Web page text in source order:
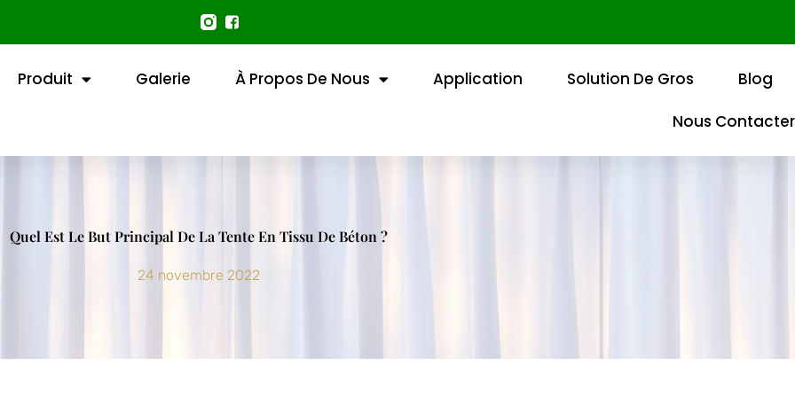
Produit Galerie À Propos De Nous Application Solution De Gros
Blog
Nous Contacter
Quel Est Le But Principal De La Tente En Tissu De Béton ?
24 novembre 2022